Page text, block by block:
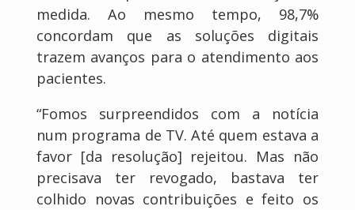
medida. Ao mesmo tempo, 98,7%
concordam que as soluções digitais
trazem avanços para o atendimento aos
pacientes.
“Fomos surpreendidos com a notícia
num programa de TV. Até quem estava a
favor [da resolução] rejeitou. Mas não
precisava ter revogado, bastava ter
colhido novas contribuições e feito os